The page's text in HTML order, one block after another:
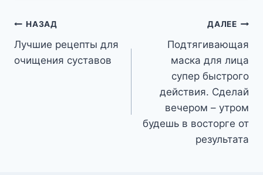
Навигация
по
НАЗАД
Лучшие рецепты для
очищения суставов
ДАЛЕЕ
Подтягивающая
маска для лица
супер быстрого
действия. Сделай
вечером – утром
будешь в восторге от
результата